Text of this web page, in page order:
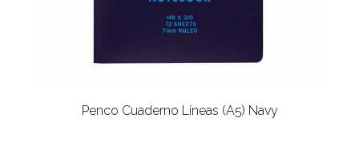
Penco Cuaderno Líneas (A5) Navy